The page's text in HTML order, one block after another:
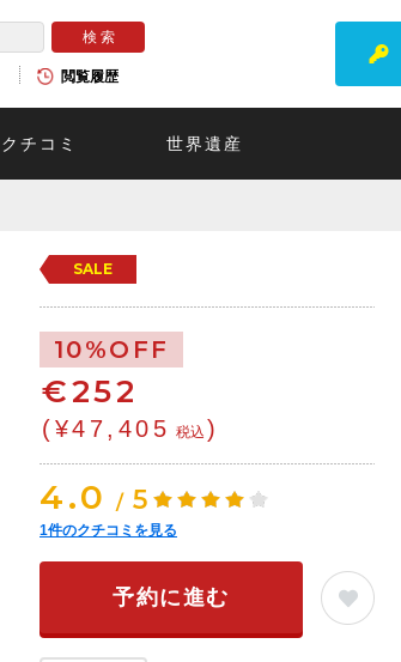
閲覧履歴
クチコミ 世界遺産
SALE
10%OFF
€252
(¥47,405 税込 )
4.0 / 5
1件のクチコミを見る
予約に進む